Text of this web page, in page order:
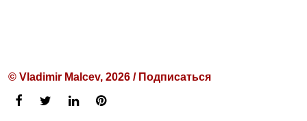
© Vladimir Malcev, 2026 / Подписаться